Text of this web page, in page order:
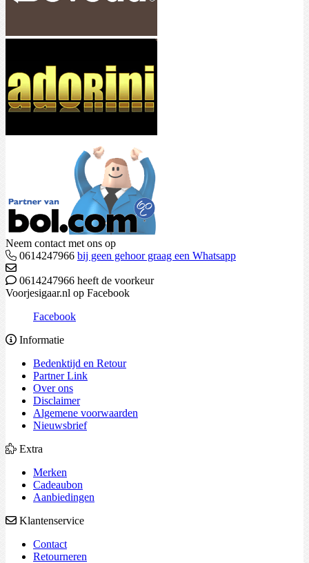
Neem contact met ons op
0614247966 bij geen gehoor graag een Whatsapp
0614247966 heeft de voorkeur
Voorjesigaar.nl op Facebook
Facebook
Informatie
Bedenktijd en Retour
Partner Link
Over ons
Disclaimer
Algemene voorwaarden
Nieuwsbrief
Extra
Merken
Cadeaubon
Aanbiedingen
Klantenservice
Contact
Retourneren